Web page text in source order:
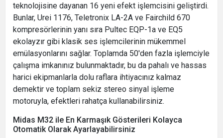
teknolojisine dayanan 16 yeni efekt işlemcisini geliştirdi.
Bunlar, Urei 1176, Teletronix LA-2A ve Fairchild 670
kompresörlerinin yanı sıra Pultec EQP-1a ve EQ5
ekolayzır gibi klasik ses işlemcilerinin mükemmel
emülasyonlarını sağlar. Toplamda 50'den fazla işlemciyle
çalışma imkanınız bulunmaktadır, bu da pahalı ve hassas
harici ekipmanlarla dolu raflara ihtiyacınız kalmaz
demektir ve toplam sekiz stereo sinyal işleme
motoruyla, efektleri rahatça kullanabilirsiniz.
Midas M32 ile En Karmaşık Gösterileri Kolayca
Otomatik Olarak Ayarlayabilirsiniz